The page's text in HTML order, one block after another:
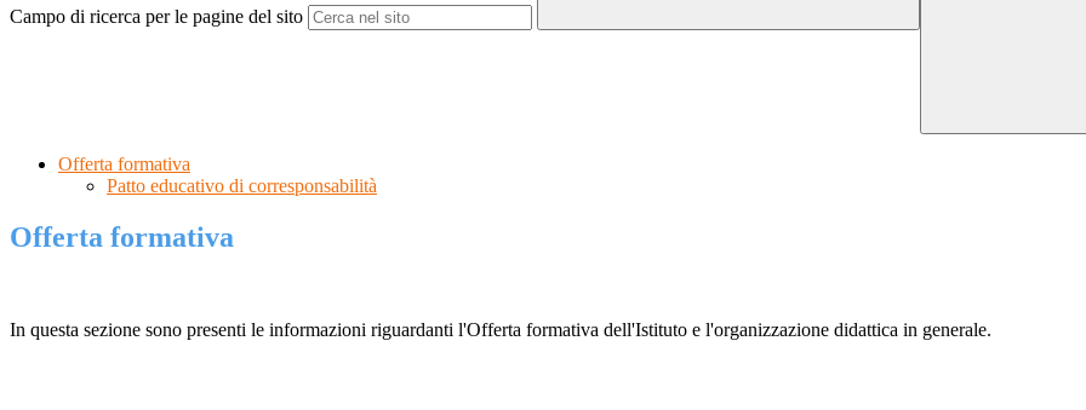
Campo di ricerca per le pagine del sito
Offerta formativa
Patto educativo di corresponsabilità
Offerta formativa
In questa sezione sono presenti le informazioni riguardanti l'Offerta formativa dell'Istituto e l'organizzazione didattica in generale.